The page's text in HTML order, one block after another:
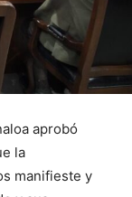
aprobó
la
manifieste y